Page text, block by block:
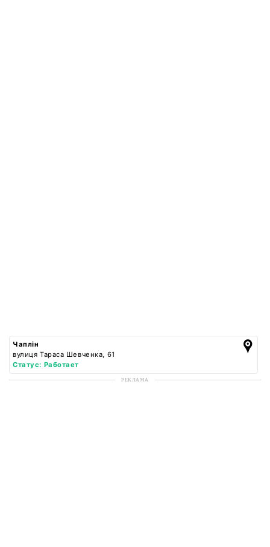
Чаплін
вулиця Тараса Шевченка, 61
Статус: Работает
РЕКЛАМА